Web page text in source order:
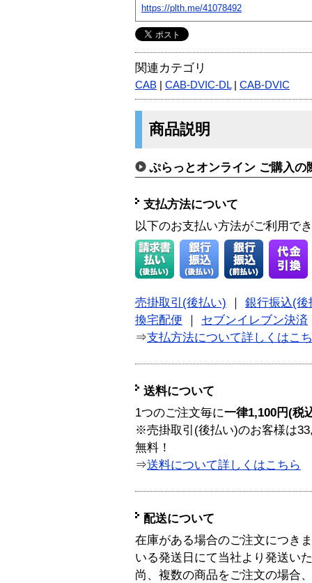
https://plth.me/41078492
関連カテゴリ
CAB CAB-DVIC-DL| CAB-DVIC
商品説明
ぷらっとオンライン ご購入の
支払方法について
以下のお支払い方法がご利用で
売掛取引(後払い)
銀行振込(後
換宅配便
セブンイレブン決済
⇒支払方法について詳しくはこ
送料について
1つのご注文毎に一律1,100円(税
※売掛取引(後払い)のお客様は
無料！
⇒送料について詳しくはこちら
配送について
在庫がある場合のご注文につき
いる発送日にて当社より発送い
尚、複数の商品をご注文の場合